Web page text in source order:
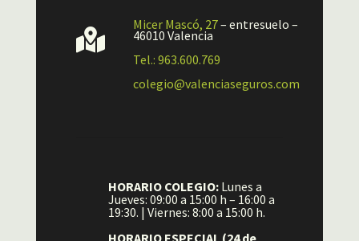

Micer Mascó, 27– entresuelo –
46010 Valencia
Tel.: 963.600.769
colegio@valenciaseguros.com
HORARIO COLEGIO:Lunes a
Jueves: 09:00 a 15:00 h – 16:00 a
19:30. | Viernes: 8:00 a 15:00 h.
HORARIO ESPECIAL (24 de